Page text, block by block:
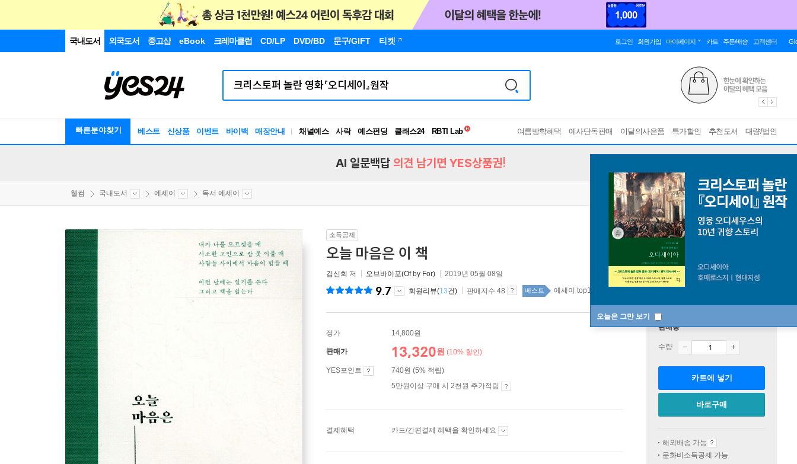
국내도서 외국도서 중고샵 eBook 크레마클럽 CD/LP DVD/BD 문구/GIFT 티켓 로그인 회원가입 마이페이지 카트 주문/배송 고객센터
빠른분야찾기 베스트 신상품 이벤트 바이백 매장안내 채널예스 사락 예스펀딩 클래스24
독서유형검사
여름방학혜택 예사단독판매 이달의사은품 특가할인 추천도서 대량/법인
오늘은 그만 보기
AI 일문백답 의견 남기면 YES상품권!
웰컴 국내도서 에세이 독서 에세이
소득공제
오늘 마음은 이 책
김신회 저 오브바이포(Of by For) 2019년 05월 08일
9.7 회원리뷰(13건) 판매지수 48 베스트 에세이 top100 1주
정가 14,800원
판매가 13,320원 (10% 할인)
YES포인트
740원 (5% 적립)
5만원이상 구매 시 2천원 추가적립
결제혜택 카드/간편결제 혜택을 확인하세요
판매중
수량
카트에 넣기
바로구매
해외배송 가능
문화비소득공제 가능